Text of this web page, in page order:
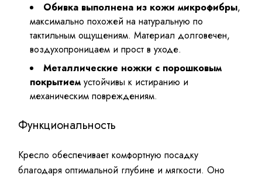
Обивка выполнена из кожи микрофибры,
максимально похожей на натуральную по
тактильным ощущениям. Материал долговечен,
воздухопроницаем и прост в уходе.
Металлические ножки с порошковым
покрытием устойчивы к истиранию и
механическим повреждениям.
Функциональность
Кресло обеспечивает комфортную посадку
благодаря оптимальной глубине и мягкости. Оно